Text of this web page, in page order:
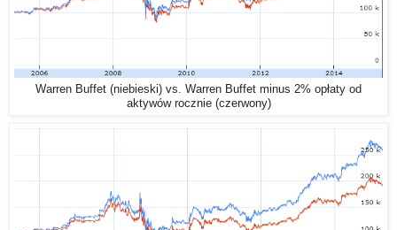
Warren Buffet (niebieski) vs. Warren Buffet minus 2% opłaty od
aktywów rocznie (czerwony)